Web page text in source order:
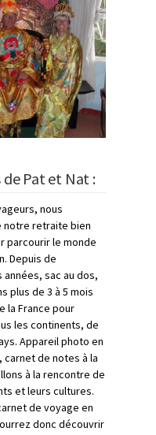
Pat et Nat :
nous
notre retraite bien
parcourir le monde
Depuis de
sac au dos,
plus de 3 à 5 mois
la France pour
les continents, de
Appareil photo en
carnet de notes à la
à la rencontre de
et leurs cultures.
de voyage en
donc découvrir